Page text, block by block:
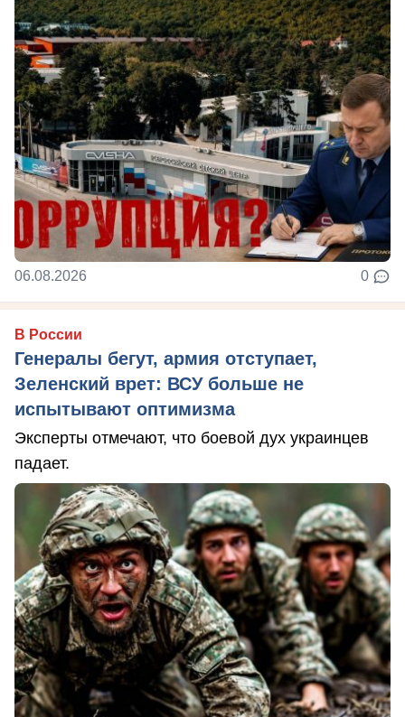
06.08.2026 0
В России
Генералы бегут, армия отступает,
Зеленский врет: ВСУ больше не
испытывают оптимизма
Эксперты отмечают, что боевой дух украинцев
падает.